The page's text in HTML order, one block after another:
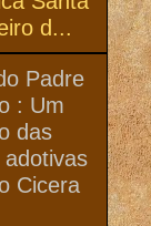
d...
Padre
: Um
das
adotivas
Cicera